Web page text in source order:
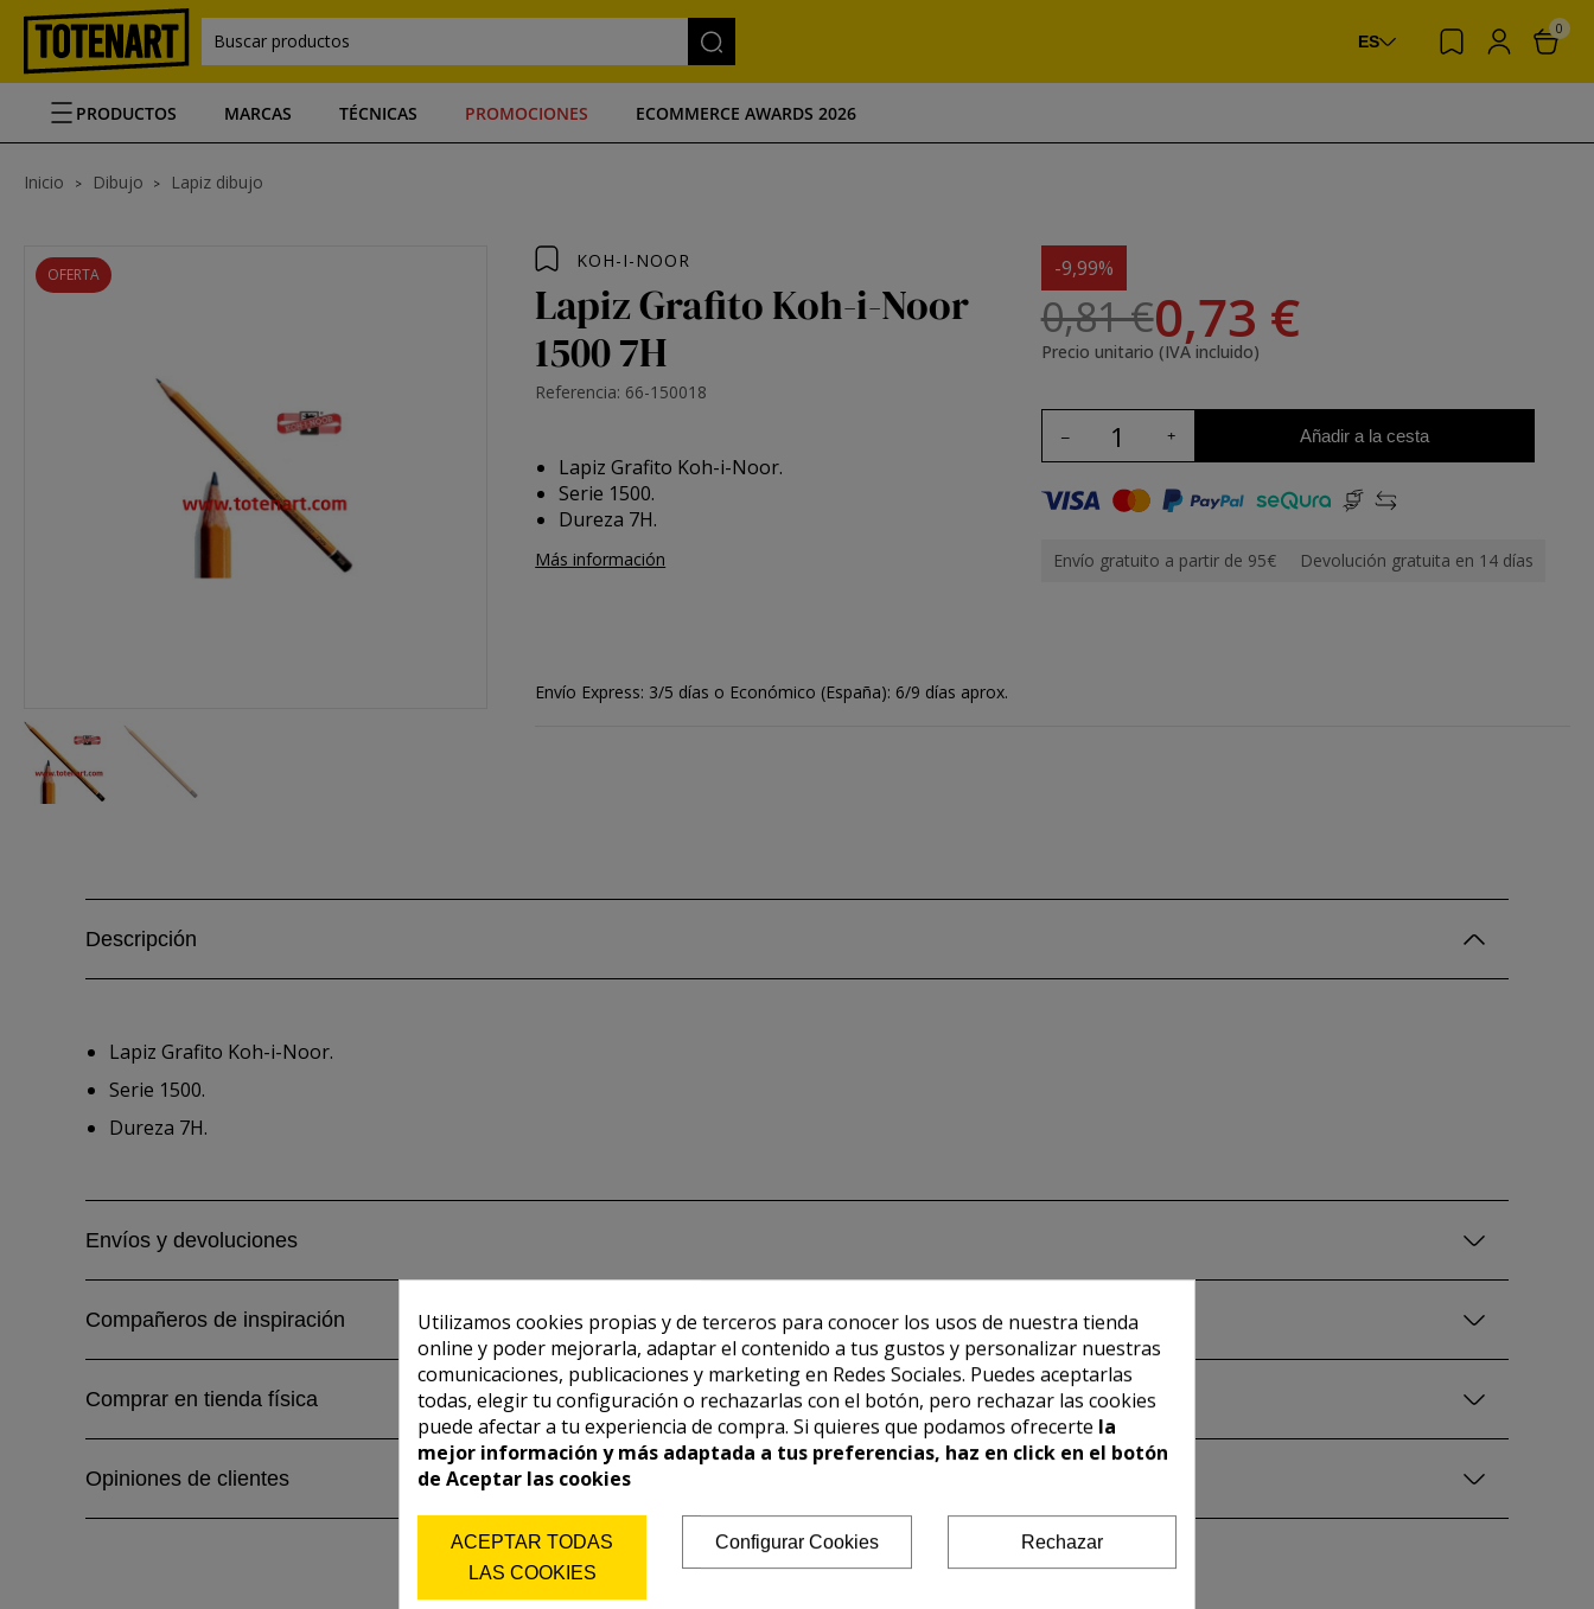
Buscar productos ES
0
PRODUCTOS MARCAS TÉCNICAS PROMOCIONES ECOMMERCE AWARDS 2026
Inicio Dibujo Lapiz dibujo
OFERTA
KOH-I-NOOR
Lapiz Grafito Koh-i-Noor
1500 7H
Referencia: 66-150018
Lapiz Grafito Koh-i-Noor.
Serie 1500.
Dureza 7H.
Más información
-9,99%
0,81 €0,73 €
Precio unitario (IVA incluido)
Añadir a la cesta
Envío gratuito a partir de 95€ Devolución gratuita en 14 días
Envío Express: 3/5 días o Económico (España): 6/9 días aprox.
Descripción
Lapiz Grafito Koh-i-Noor.
Serie 1500.
Dureza 7H.
Envíos y devoluciones
Compañeros de inspiración
Comprar en tienda física
Opiniones de clientes
Utilizamos cookies propias y de terceros para conocer los usos de nuestra tienda
online y poder mejorarla, adaptar el contenido a tus gustos y personalizar nuestras
comunicaciones, publicaciones y marketing en Redes Sociales. Puedes aceptarlas
todas, elegir tu configuración o rechazarlas con el botón, pero rechazar las cookies
puede afectar a tu experiencia de compra. Si quieres que podamos ofrecerte la
mejor información y más adaptada a tus preferencias, haz en click en el botón
de Aceptar las cookies
ACEPTAR TODAS
LAS COOKIES
Configurar Cookies Rechazar